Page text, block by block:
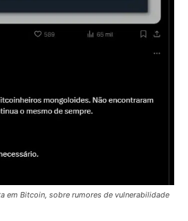
em Bitcoin, sobre rumores de vulnerabilidade